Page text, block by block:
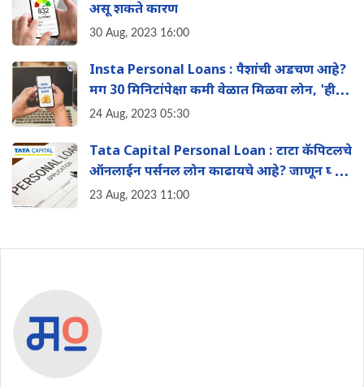
असू शकते कारण
30 Aug, 2023 16:00
Insta Personal Loans : पैशांची अडचण आहे?
मग 30 मिनिटांपेक्षा कमी वेळात मिळवा लोन, 'ही'
कंपनी करतेय ऑफर!
24 Aug, 2023 05:30
Tata Capital Personal Loan : टाटा कॅपिटलचे
ऑनलाईन पर्सनल लोन काढायचे आहे? जाणून घ्या
अर्जाची प्रक्रिया
23 Aug, 2023 11:00